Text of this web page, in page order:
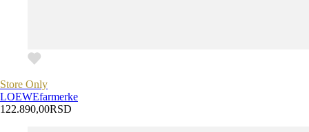
Store Only
LOEWEfarmerke
122.890,00RSD